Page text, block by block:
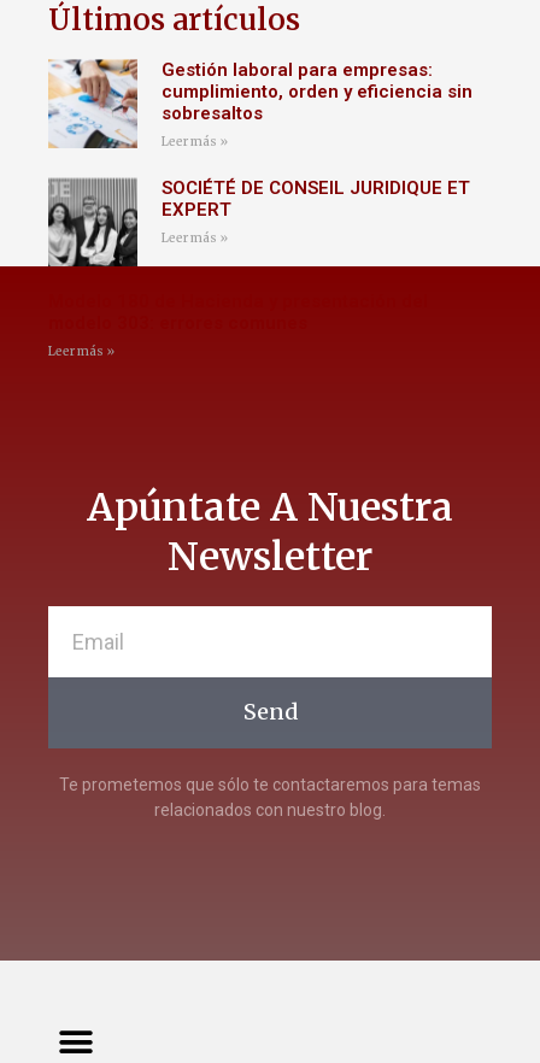
Últimos artículos
Gestión laboral para empresas:
cumplimiento, orden y eficiencia sin
sobresaltos
Leer más »
SOCIÉTÉ DE CONSEIL JURIDIQUE ET
EXPERT
Leer más »
Leer más »
Apúntate A Nuestra
Newsletter
Send
Te prometemos que sólo te contactaremos para temas
relacionados con nuestro blog.